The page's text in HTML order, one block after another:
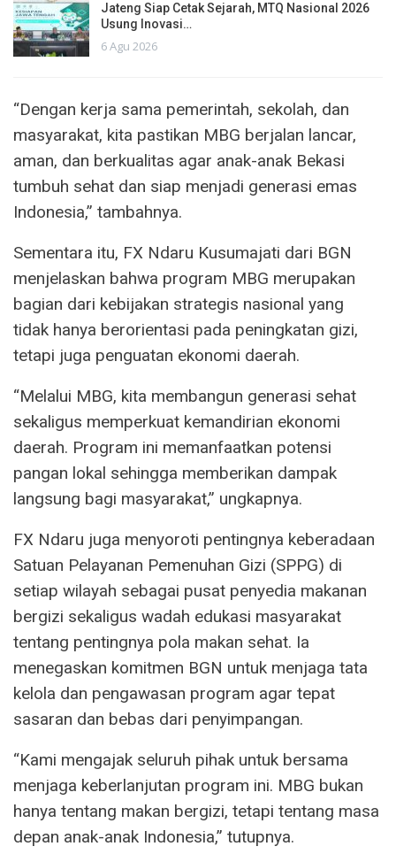
Jateng Siap Cetak Sejarah, MTQ Nasional 2026
Usung Inovasi…
6 Agu 2026
“Dengan kerja sama pemerintah, sekolah, dan
masyarakat, kita pastikan MBG berjalan lancar,
aman, dan berkualitas agar anak-anak Bekasi
tumbuh sehat dan siap menjadi generasi emas
Indonesia,” tambahnya.
Sementara itu, FX Ndaru Kusumajati dari BGN
menjelaskan bahwa program MBG merupakan
bagian dari kebijakan strategis nasional yang
tidak hanya berorientasi pada peningkatan gizi,
tetapi juga penguatan ekonomi daerah.
“Melalui MBG, kita membangun generasi sehat
sekaligus memperkuat kemandirian ekonomi
daerah. Program ini memanfaatkan potensi
pangan lokal sehingga memberikan dampak
langsung bagi masyarakat,” ungkapnya.
FX Ndaru juga menyoroti pentingnya keberadaan
Satuan Pelayanan Pemenuhan Gizi (SPPG) di
setiap wilayah sebagai pusat penyedia makanan
bergizi sekaligus wadah edukasi masyarakat
tentang pentingnya pola makan sehat. Ia
menegaskan komitmen BGN untuk menjaga tata
kelola dan pengawasan program agar tepat
sasaran dan bebas dari penyimpangan.
“Kami mengajak seluruh pihak untuk bersama
menjaga keberlanjutan program ini. MBG bukan
hanya tentang makan bergizi, tetapi tentang masa
depan anak-anak Indonesia,” tutupnya.